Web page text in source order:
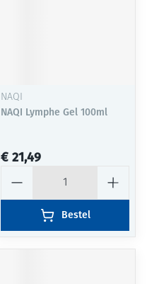
NAQI
NAQI Lymphe Gel 100ml
€ 21,49
Bestel